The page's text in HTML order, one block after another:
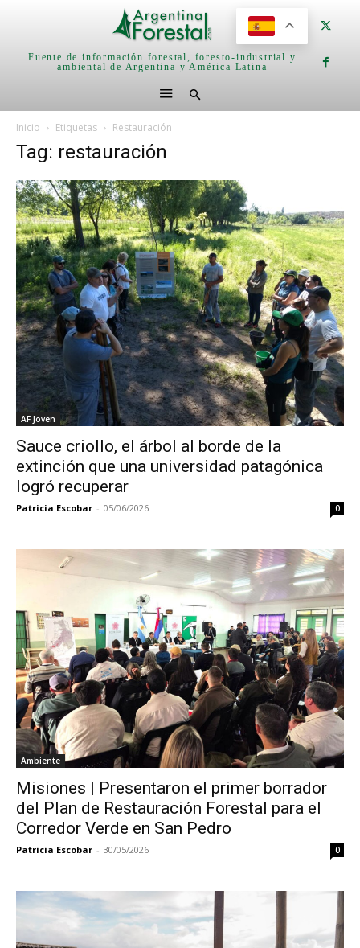
Fuente de información forestal, foresto-industrial y
ambiental de Argentina y América Latina
Inicio Etiquetas Restauración
Tag: restauración
AF Joven
Sauce criollo, el árbol al borde de la
extinción que una universidad patagónica
logró recuperar
Patricia Escobar - 05/06/2026 0
Ambiente
Misiones | Presentaron el primer borrador
del Plan de Restauración Forestal para el
Corredor Verde en San Pedro
Patricia Escobar - 30/05/2026 0